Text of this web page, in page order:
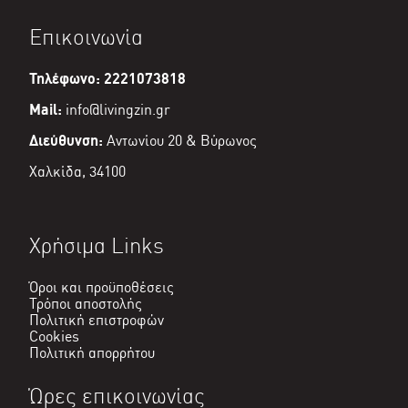
Επικοινωνία
Τηλέφωνο: 2221073818
Mail: info@livingzin.gr
Διεύθυνση: Αντωνίου 20 & Βύρωνος
Χαλκίδα, 34100
Χρήσιμα Links
Όροι και προϋποθέσεις
Τρόποι αποστολής
Πολιτική επιστροφών
Cookies
Πολιτική απορρήτου
Ώρες επικοινωνίας